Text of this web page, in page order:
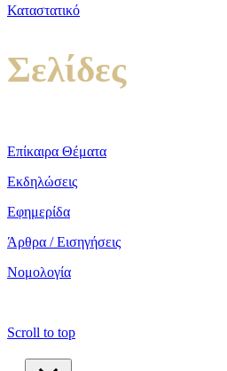
Καταστατικό
Σελίδες
Επίκαιρα Θέματα
Εκδηλώσεις
Εφημερίδα
Άρθρα / Εισηγήσεις
Νομολογία
Scroll to top